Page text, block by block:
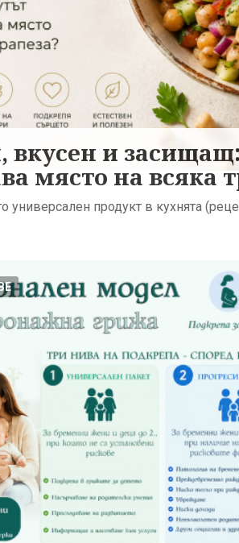
вкусен и
място на всяка
универсален продукт в кухнята